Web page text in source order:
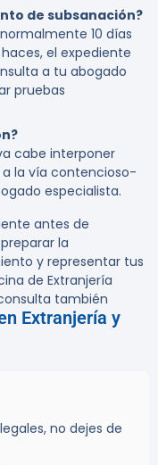
de subsanación?
10 días
el expediente
a tu abogado
pruebas
cabe interponer
a la vía contencioso-
especialista.
antes de
la
y representar tus
de Extranjería
también
Extranjería y
no dejes de